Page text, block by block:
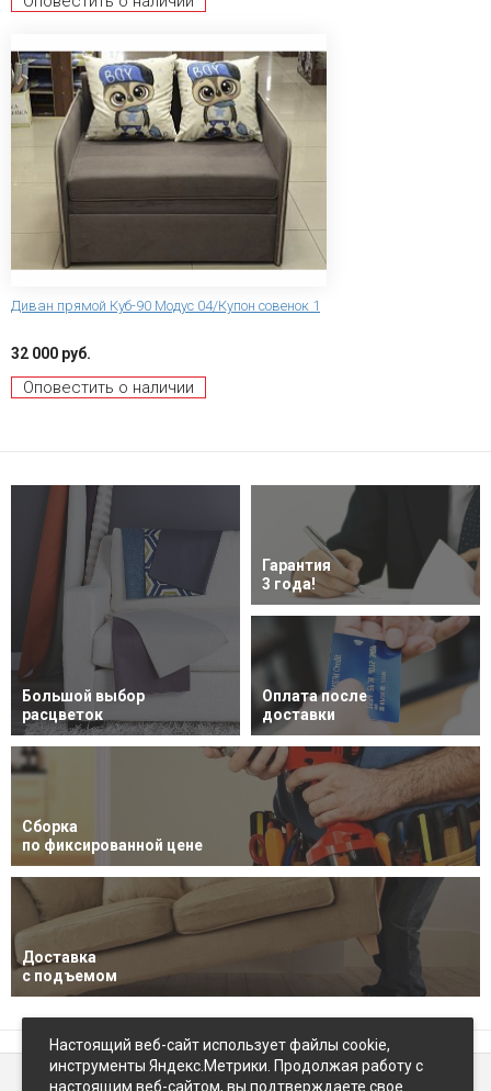
Диван прямой Куб-90 Модус 04/Купон совенок 1
32 000 руб.
Оповестить о наличии
Большой выбор
расцветок
Гарантия
3 года!
Оплата после
доставки
Сборка
по фиксированной цене
Доставка
с подъемом
Настоящий веб-сайт использует файлы cookie,
инструменты Яндекс.Метрики. Продолжая работу с
настоящим веб-сайтом, вы подтверждаете свое